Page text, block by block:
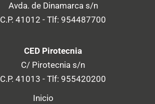
Avda. de Dinamarca s/n
C.P. 41012 - Tlf: 954487700
CED Pirotecnia
C/ Pirotecnia s/n
C.P. 41013 - Tlf: 955420200
Inicio